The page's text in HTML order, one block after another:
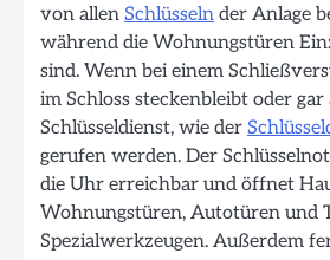
von allen Schlüsseln der Anlage
während die Wohnungstüren
sind. Wenn bei einem
im Schloss steckenbleibt oder
Schlüsseldienst, wie der
gerufen werden. Der
die Uhr erreichbar und öffnet
Wohnungstüren, Autotüren und
Spezialwerkzeugen. Außerdem